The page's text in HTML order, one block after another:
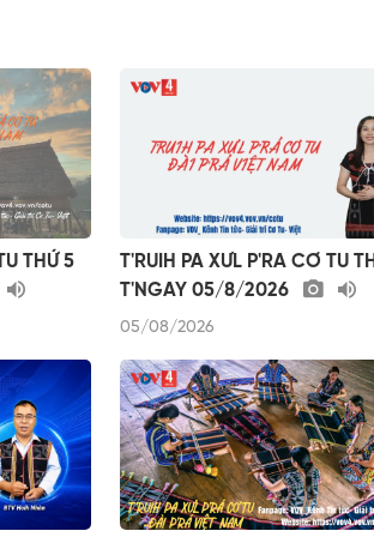
THỨ 5
T'RUIH PA XƯL P'RA CƠ TU
T'NGAY 05/8/2026
05/08/2026